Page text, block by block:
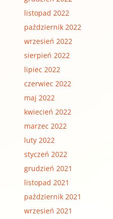
listopad 2022
październik 2022
wrzesień 2022
sierpień 2022
lipiec 2022
czerwiec 2022
maj 2022
kwiecień 2022
marzec 2022
luty 2022
styczeń 2022
grudzień 2021
listopad 2021
październik 2021
wrzesień 2021